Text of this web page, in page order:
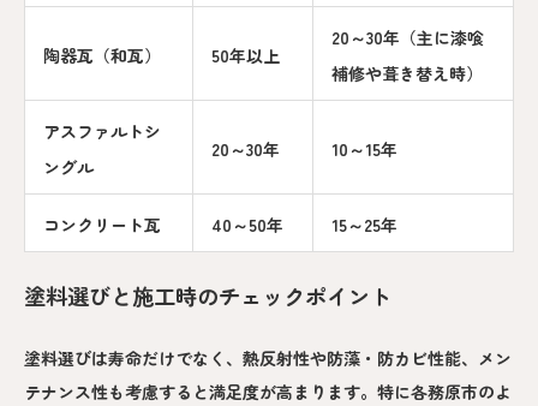
陶器瓦（和瓦） 50年以上
20～30年（主に漆喰
補修や葺き替え時）
アスファルトシ
ングル
20～30年 10～15年
コンクリート瓦 40～50年 15～25年
塗料選びと施工時のチェックポイント
塗料選びは寿命だけでなく、熱反射性や防藻・防カビ性能、メン
テナンス性も考慮すると満足度が高まります。特に各務原市のよ